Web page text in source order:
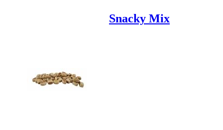
Snacky Mix